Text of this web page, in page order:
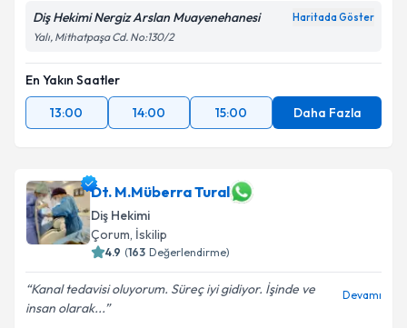
Diş Hekimi Nergiz Arslan Muayenehanesi Haritada Göster
Yalı, Mithatpaşa Cd. No:130/2
En Yakın Saatler
13:00
14:00 15:00 Daha Fazla
Dt. M.Müberra Tural
Diş Hekimi
Çorum, İskilip
4.9 (163 Değerlendirme)
Kanal tedavisi oluyorum. Süreç iyi gidiyor. İşinde ve
insan olarak...
Devamı